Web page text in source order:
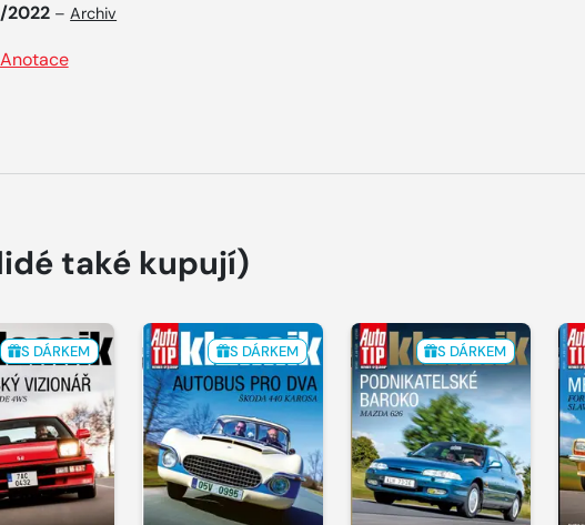
2022 –Archiv
Anotace
také kupují)
S DÁRKEM S DÁRKEM S DÁRKEM